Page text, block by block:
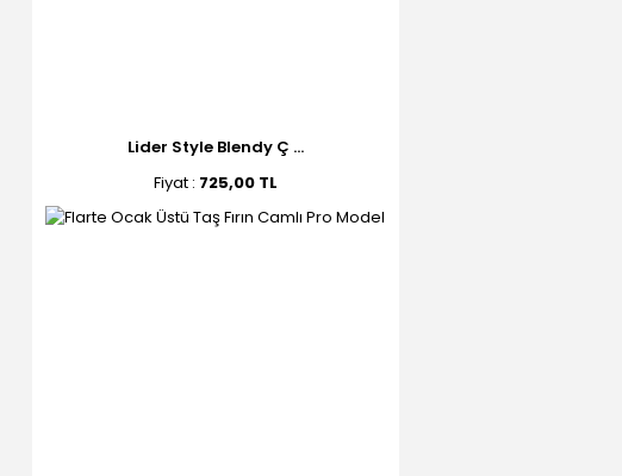
Lider Style Blendy Ç ...
Fiyat : 725,00 TL